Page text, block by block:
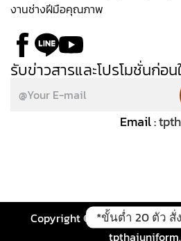
งานช่างฝีมือคุณภาพ
รับข่าวสารและโปรโมชั่นก่อน
Email :
Copyright © 2026*ขั้นต่ำ 20 ตัว สั่